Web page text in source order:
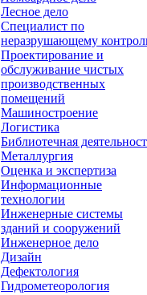
Лесное дело
Специалист по
неразрушающему
Проектирование и
обслуживание чистых
производственных
помещений
Машиностроение
Логистика
Библиотечная
Металлургия
Оценка и экспертиза
Информационные
технологии
Инженерные системы
зданий и сооружений
Инженерное дело
Дизайн
Дефектология
Гидрометеорология